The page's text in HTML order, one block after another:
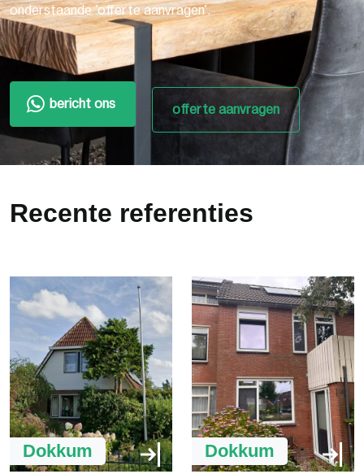
onderstaande 'offerte aanvragen'.
bericht ons offerte aanvragen
Recente referenties
Dokkum Dokkum